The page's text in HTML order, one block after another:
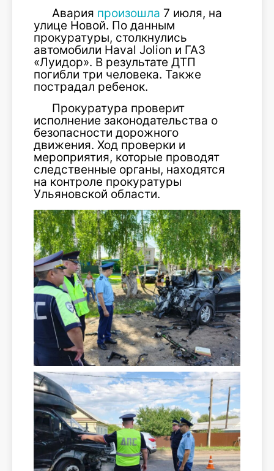
Авария произошла 7 июля, на
улице Новой. По данным
прокуратуры, столкнулись
автомобили Haval Jolion и ГАЗ
«Луидор». В результате ДТП
погибли три человека. Также
пострадал ребенок.
Прокуратура проверит
исполнение законодательства о
безопасности дорожного
движения. Ход проверки и
мероприятия, которые проводят
следственные органы, находятся
на контроле прокуратуры
Ульяновской области.